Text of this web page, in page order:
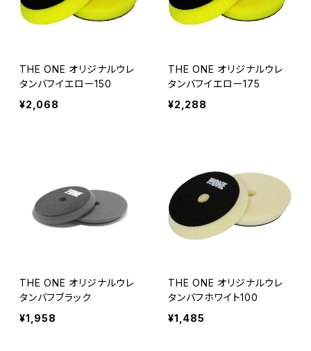
THE ONE オリジナルウレ
タンバフイエロー150
¥2,068
THE ONE オリジナルウレ
タンバフイエロー175
¥2,288
THE ONE オリジナルウレ
タンバフブラック
¥1,958
THE ONE オリジナルウレ
タンバフホワイト100
¥1,485